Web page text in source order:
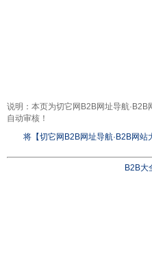
说明：本页为切它网B2B网址导航
自动审核！
将【切它网B2B网址导航·B2B网站
B2B大